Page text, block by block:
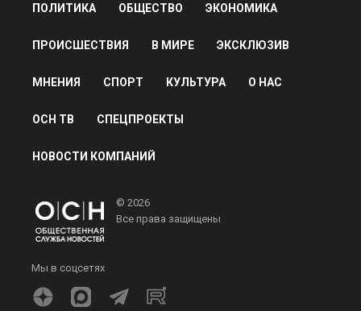
ПОЛИТИКА ОБЩЕСТВО ЭКОНОМИКА
ПРОИСШЕСТВИЯ В МИРЕ ЭКСКЛЮЗИВ
МНЕНИЯ СПОРТ КУЛЬТУРА О НАС
ОСН ТВ СПЕЦПРОЕКТЫ
НОВОСТИ КОМПАНИЙ
© 2026
Все права защищены
Мы в соцсетях